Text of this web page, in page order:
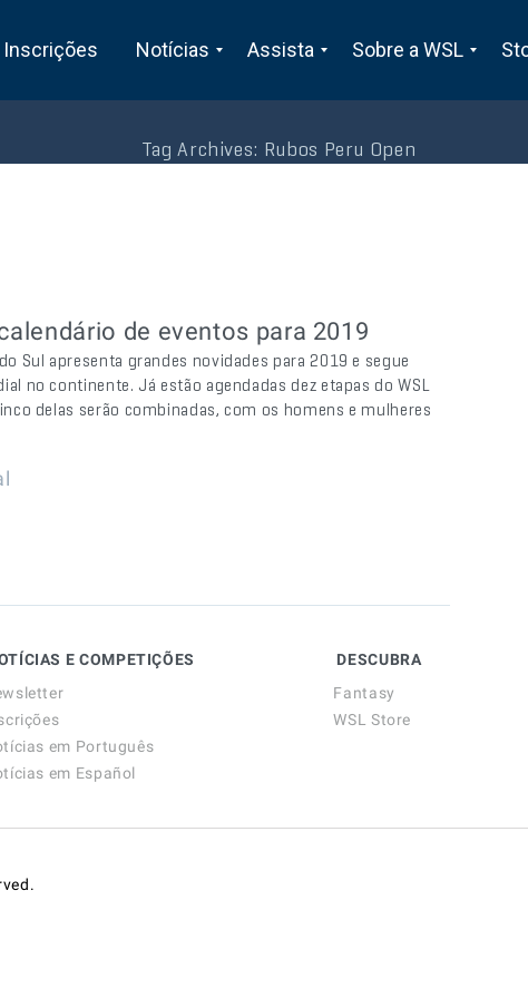
Inscrições Notícias Assista Sobre a WSL
Tag Archives: Rubos Peru Open
de eventos para 2019
Sul apresenta grandes novidades para 2019 e segue
no continente. Já estão agendadas dez etapas do WSL
delas serão combinadas, com os homens e mulheres
E COMPETIÇÕES
em Português
em Español
DESCUBRA
Fantasy
WSL Store